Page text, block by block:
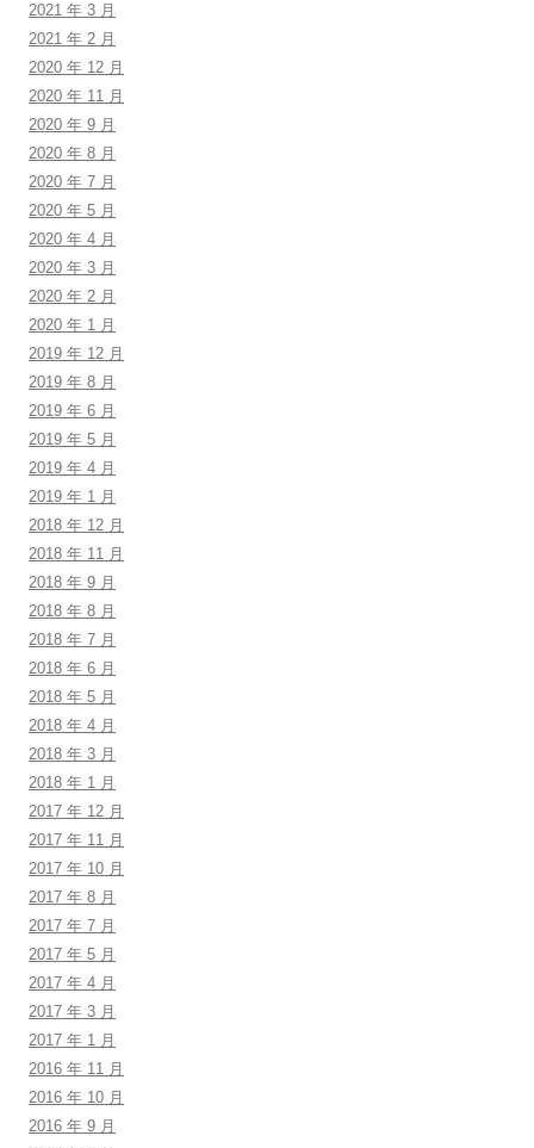
2021 年 3 月
2021 年 2 月
2020 年 12 月
2020 年 11 月
2020 年 9 月
2020 年 8 月
2020 年 7 月
2020 年 5 月
2020 年 4 月
2020 年 3 月
2020 年 2 月
2020 年 1 月
2019 年 12 月
2019 年 8 月
2019 年 6 月
2019 年 5 月
2019 年 4 月
2019 年 1 月
2018 年 12 月
2018 年 11 月
2018 年 9 月
2018 年 8 月
2018 年 7 月
2018 年 6 月
2018 年 5 月
2018 年 4 月
2018 年 3 月
2018 年 1 月
2017 年 12 月
2017 年 11 月
2017 年 10 月
2017 年 8 月
2017 年 7 月
2017 年 5 月
2017 年 4 月
2017 年 3 月
2017 年 1 月
2016 年 11 月
2016 年 10 月
2016 年 9 月